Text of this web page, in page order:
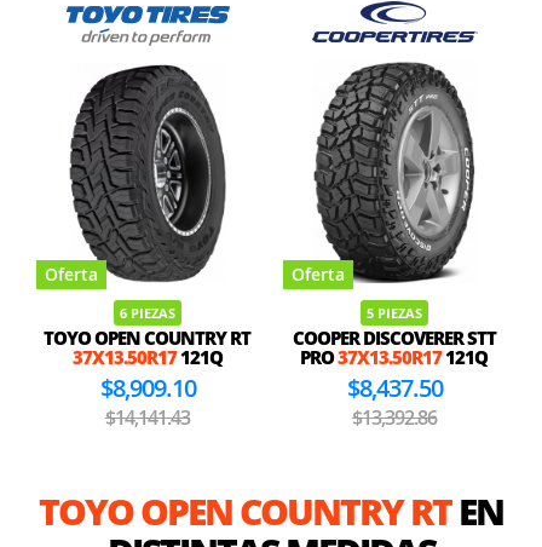
Oferta
6 PIEZAS
TOYO OPEN COUNTRY RT
37X13.50R17121Q
$8,909.10
$14,141.43
Oferta
5 PIEZAS
COOPER DISCOVERER STT
PRO37X13.50R17121Q
$8,437.50
$13,392.86
TOYO OPEN COUNTRY RTEN